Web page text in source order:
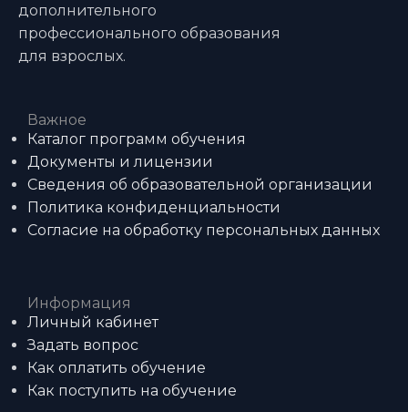
дополнительного
профессионального образования
для взрослых.
Важное
Каталог программ обучения
Документы и лицензии
Сведения об образовательной организации
Политика конфиденциальности
Согласие на обработку персональных данных
Информация
Личный кабинет
Задать вопрос
Как оплатить обучение
Как поступить на обучение